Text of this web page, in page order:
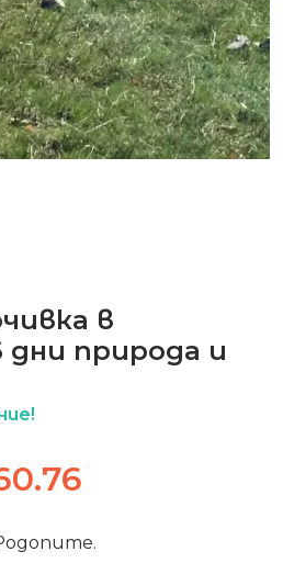
в
дни природа и